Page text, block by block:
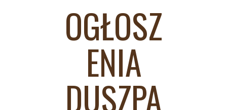
OGŁOSZ
ENIA
DUSZPA